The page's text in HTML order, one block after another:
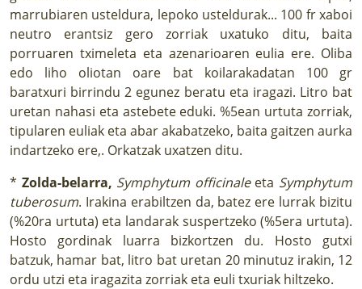
marrubiaren usteldura, lepoko usteldurak... 100 fr xaboi
neutro erantsiz gero zorriak uxatuko ditu, baita
porruaren tximeleta eta azenarioaren eulia ere. Oliba
edo liho oliotan oare bat koilarakadatan 100 gr
baratxuri birrindu 2 egunez beratu eta iragazi. Litro bat
uretan nahasi eta astebete eduki. %5ean urtuta zorriak,
tipularen euliak eta abar akabatzeko, baita gaitzen aurka
indartzeko ere,. Orkatzak uxatzen ditu.
* Zolda-belarra, Symphytum officinale eta Symphytum
tuberosum. Irakina erabiltzen da, batez ere lurrak bizitu
(%20ra urtuta) eta landarak suspertzeko (%5era urtuta).
Hosto gordinak luarra bizkortzen du. Hosto gutxi
batzuk, hamar bat, litro bat uretan 20 minutuz irakin, 12
ordu utzi eta iragazita zorriak eta euli txuriak hiltzeko.